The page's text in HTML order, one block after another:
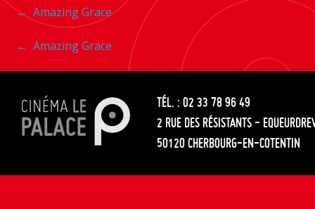
Navigation
entre
les
articles
← Amazing Grace
Navigation
entre
les
articles
← Amazing Grace
TÉL. : 02 33 78 96 49
2 RUE DES RÉSISTANTS -
50120 CHERBOURG-EN-COTENTIN